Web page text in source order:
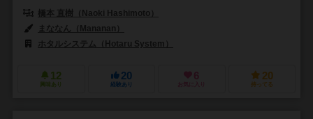
橋本 直樹（Naoki Hashimoto）
まななん（Mananan）
ホタルシステム（Hotaru System）
12
興味あり
20
経験あり
6
お気に入り
20
持ってる